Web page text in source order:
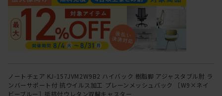
ノートチェア KJ-157JVM2W9B2 ハイバック 樹脂脚 アジャスタブル肘 ラ
ンバーサポート付 抗ウイルス加工 プレーンメッシュバック ［W9×ネイ
ビーブルー］抵抗付ウレタン双輪キャスター